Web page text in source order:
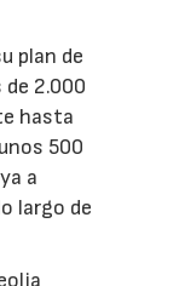
plan de
2.000
hasta
500
a
largo de